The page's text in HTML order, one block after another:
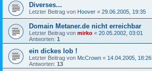
Diverses...
Letzter Beitrag von Hoover « 29.06.2005, 19:35
Domain Metaner.de nicht erreichbar
Letzter Beitrag von mirko « 20.05.2002, 03:01
Antworten: 1
ein dickes lob !
Letzter Beitrag von McCrown « 14.04.2005, 18:26
Antworten: 13